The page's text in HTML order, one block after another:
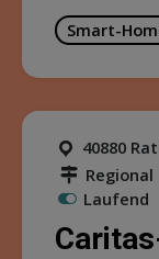
Smart-
40880
Regional
Laufend